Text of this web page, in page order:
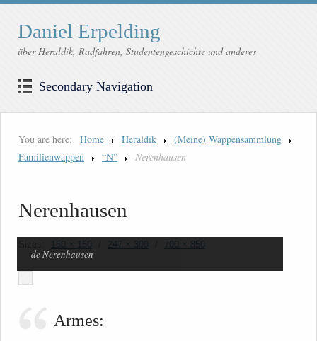
Daniel Erpelding
über Heraldik, Radfahren, Studentengeschichte und anderes
Secondary Navigation
You are here: Home Heraldik
(Meine) Wappensammlung
Familienwappen
“N” Nerenhausen
Nerenhausen
150 × 150 247 × 300 700 × 850
de Nerenhausen
Armes: